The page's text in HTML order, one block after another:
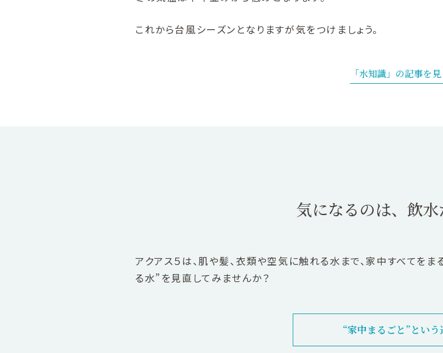
これから台風シーズンとなりますが気をつけましょう。
「水知識」の記事を見
気になるのは、飲水
アクアス５は、肌や髪、衣類や空気に触れる水まで、家中すべてを
る水”を見直してみませんか？
“家中まるごと”とい